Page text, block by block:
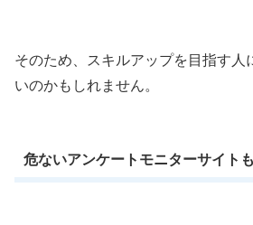
そのため、スキルアップを目指す人
いのかもしれません。
危ないアンケートモニターサイト